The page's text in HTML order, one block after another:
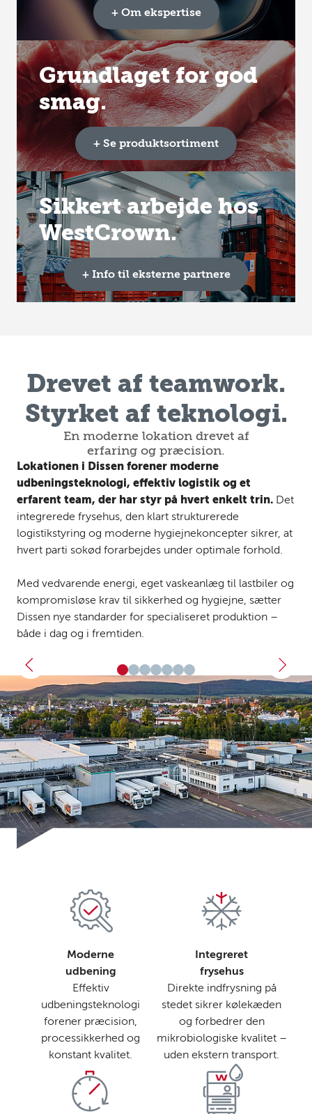
+ Om ekspertise
Grundlaget for god
smag.
+ Se produktsortiment
Sikkert arbejde hos
WestCrown.
+ Info til eksterne partnere
Drevet af teamwork.
Styrket af teknologi.
En moderne lokation drevet af
erfaring og præcision.
Lokationen i Dissen forener moderne
udbeningsteknologi, effektiv logistik og et
erfarent team, der har styr på hvert enkelt trin. Det
integrerede frysehus, den klart strukturerede
logistikstyring og moderne hygiejnekoncepter sikrer, at
hvert parti sokød forarbejdes under optimale forhold.
Med vedvarende energi, eget vaskeanlæg til lastbiler og
kompromisløse krav til sikkerhed og hygiejne, sætter
Dissen nye standarder for specialiseret produktion –
både i dag og i fremtiden.
Moderne
udbening
Effektiv
udbeningsteknologi
forener præcision,
processikkerhed og
konstant kvalitet.
Integreret
frysehus
Direkte indfrysning på
stedet sikrer kølekæden
og forbedrer den
mikrobiologiske kvalitet –
uden ekstern transport.